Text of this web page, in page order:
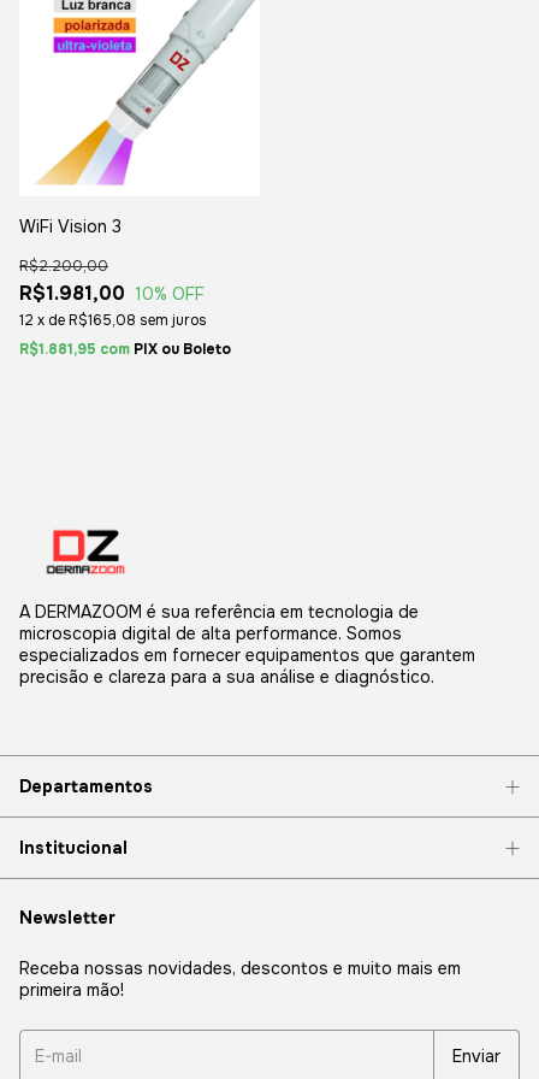
WiFi Vision 3
R$1.981,00
R$2.200,00
10% OFF
12 x de R$165,08 sem juros
R$1.881,95 com Boleto
A DERMAZOOM é sua referência em tecnologia de
microscopia digital de alta performance. Somos
especializados em fornecer equipamentos que garantem
precisão e clareza para a sua análise e diagnóstico.
Departamentos
Institucional
Newsletter
Receba nossas novidades, descontos e muito mais em
primeira mão!